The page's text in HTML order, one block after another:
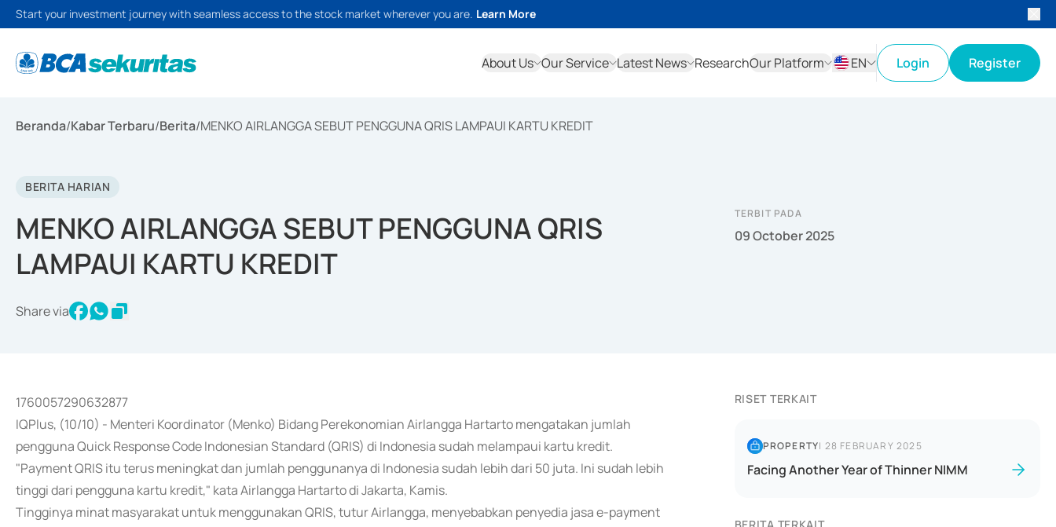
Start your investment journey with seamless access to the stock market wherever you are. Learn More
About Us Our Service Latest News ResearchOur Platform
EN
Login Register
Beranda/Kabar Terbaru/Berita/MENKO AIRLANGGA SEBUT PENGGUNA QRIS LAMPAUI KARTU KREDIT
BERITA HARIAN
MENKO AIRLANGGA SEBUT PENGGUNA QRIS
LAMPAUI KARTU KREDIT
Share via
TERBIT PADA
09 October 2025
1760057290632877
IQPlus, (10/10) - Menteri Koordinator (Menko) Bidang Perekonomian Airlangga Hartarto mengatakan jumlah
pengguna Quick Response Code Indonesian Standard (QRIS) di Indonesia sudah melampaui kartu kredit.
"Payment QRIS itu terus meningkat dan jumlah penggunanya di Indonesia sudah lebih dari 50 juta. Ini sudah lebih
tinggi dari pengguna kartu kredit," kata Airlangga Hartarto di Jakarta, Kamis.
Tingginya minat masyarakat untuk menggunakan QRIS, tutur Airlangga, menyebabkan penyedia jasa e-payment
RISET TERKAIT
PROPERTY| 28 FEBRUARY 2025
Facing Another Year of Thinner NIMM